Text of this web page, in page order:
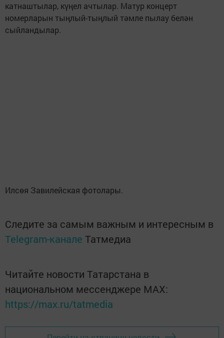
катнаштылар, күңел ачтылар. Матур концерт
номерларын тыңлый-тыңлый тәмле пылау белән
сыйландылар.
Илсөя Завилейская фотолары.
Следите за самым важным и интересным в
Telegram-канале Татмедиа
Читайте новости Татарстана в
национальном мессенджере MАХ:
https://max.ru/tatmedia